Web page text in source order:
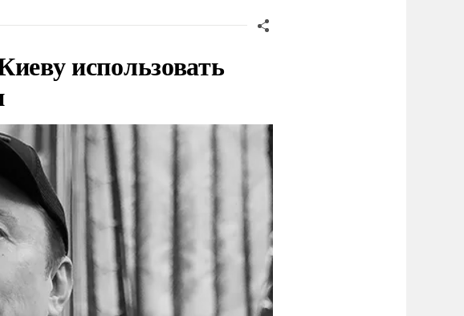
использовать